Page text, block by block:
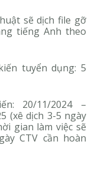
sẽ dịch file gỡ
tiếng Anh theo
tuyển dụng: 5
20/11/2024 –
(xê dịch 3-5 ngày
gian làm việc sẽ
CTV cần hoàn